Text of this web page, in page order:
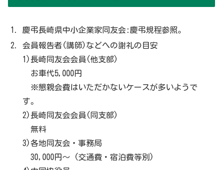
慶弔長崎県中小企業家同友会:慶弔規程参照。
会員報告者(講師)などへの謝礼の目安
1)長崎同友会会員(他支部)
お車代5,000円
※懇親会費はいただかないケースが多いようで
す。
2)長崎同友会会員(同支部)
無料
3)各地同友会・事務局
30,000円〜 (交通費・宿泊費等別)